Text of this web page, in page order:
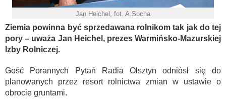
Jan Heichel, fot. A.Socha
Ziemia powinna być sprzedawana rolnikom tak jak do tej
pory – uważa Jan Heichel, prezes Warmińsko-Mazurskiej
Izby Rolniczej.
Gość Porannych Pytań Radia Olsztyn odniósł się do
planowanych przez resort rolnictwa zmian w ustawie o
obrocie gruntami.